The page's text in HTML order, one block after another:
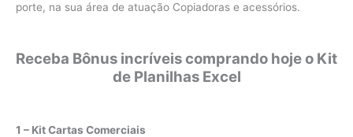
porte, na sua área de atuação Copiadoras e acessórios.
Receba Bônus incríveis comprando hoje o Kit
de Planilhas Excel
1 – Kit Cartas Comerciais